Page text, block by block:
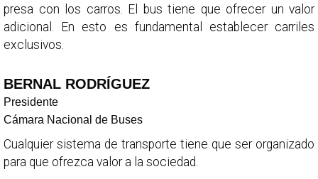
presa con los carros. El bus tiene que ofrecer un valor
adicional. En esto es fundamental establecer carriles
exclusivos.
BERNAL RODRÍGUEZ
Presidente
Cámara Nacional de Buses
Cualquier sistema de transporte tiene que ser organizado
para que ofrezca valor a la sociedad.